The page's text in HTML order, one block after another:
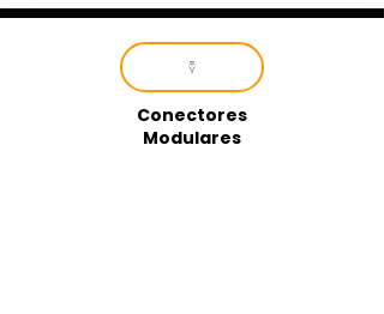
Conectores
Modulares